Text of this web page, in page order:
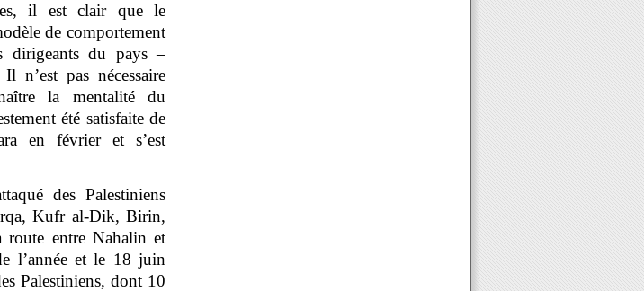
il est clair que le
de comportement
dirigeants du pays –
n’est pas nécessaire
la mentalité du
été satisfaite de
en février et s’est
des Palestiniens
Kufr al-Dik, Birin,
entre Nahalin et
l’année et le 18 juin
Palestiniens, dont 10